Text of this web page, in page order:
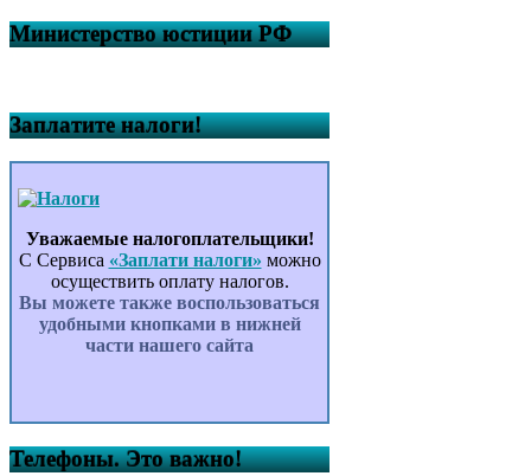
Министерство юстиции РФ
Заплатите налоги!
Уважаемые налогоплательщики!
С Сервиса «Заплати налоги» можно
осуществить оплату налогов.
Вы можете также воспользоваться
удобными кнопками в нижней
части нашего сайта
Телефоны. Это важно!